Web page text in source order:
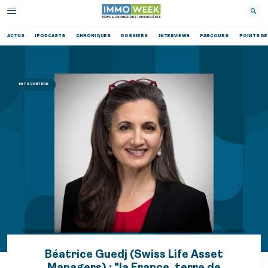
ACTUS IPODCASTS CHRONIQUES DOSSIERS INTERVIEWS PARCOURS POINTS DE
DATA CENTERS
Béatrice Guedj (Swiss Life Asset